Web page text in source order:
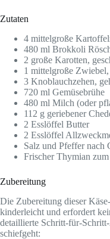
Zutaten
4 mittelgroße
480 ml Brokkoli
2 große Karotten,
1 mittelgroße
3 Knoblauchzehen,
720 ml Gemüsebrühe
480 ml Milch (oder
112 g geriebener
2 Esslöffel Butter
2 Esslöffel
Salz und Pfeffer nach
Frischer Thymian
Zubereitung
Die Zubereitung dieser
kinderleicht und erfordert
detaillierte Schritt-für-
schiefgeht: